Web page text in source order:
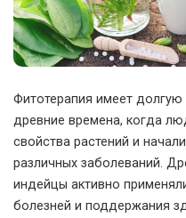
Фитотерапия имеет
древние времена, когда
свойства растений и
различных заболеваний.
индейцы активно
болезней и поддержания